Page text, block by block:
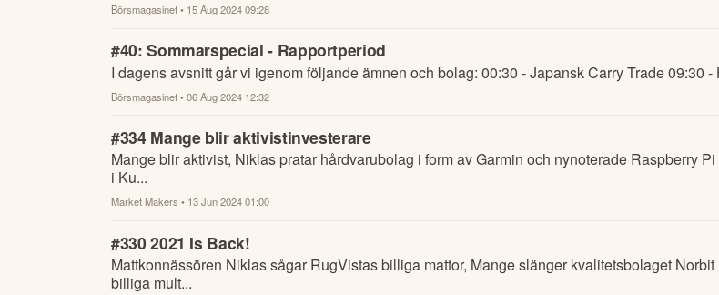
Börsmagasinet• 15 Aug 2024 09:28
#40: Sommarspecial - Rapportperiod
I dagens avsnitt går vi igenom följande ämnen och bolag: 00:30 - Japansk Carry Trade 09:30
Börsmagasinet• 06 Aug 2024 12:32
#334 Mange blir aktivistinvesterare
Mange blir aktivist, Niklas pratar hårdvarubolag i form av Garmin och nynoterade Raspberry
i Ku...
Market Makers • 13 Jun 2024 01:00
#330 2021 Is Back!
Mattkonnässören Niklas sågar RugVistas billiga mattor, Mange slänger kvalitetsbolaget
billiga mult...